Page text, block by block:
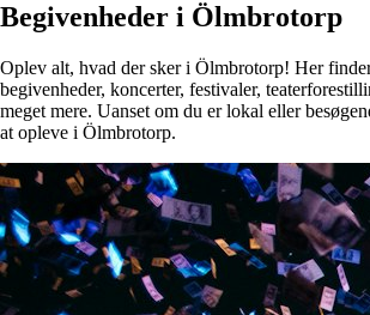
Begivenheder i Ölmbrotorp
Oplev alt, hvad der sker i Ölmbrotorp! Her
begivenheder, koncerter, festivaler,
meget mere. Uanset om du er lokal eller
at opleve i Ölmbrotorp.